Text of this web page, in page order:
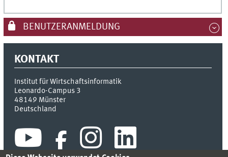
BENUTZERANMELDUNG
KONTAKT
Institut für Wirtschaftsinformatik
Leonardo-Campus 3
48149 Münster
Deutschland